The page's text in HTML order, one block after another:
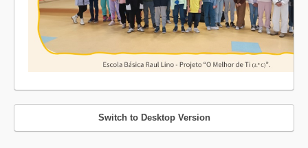
Switch to Desktop Version